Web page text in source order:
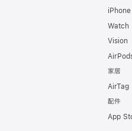
iPhone
Watch
Vision
家居
AirTag
配件
App